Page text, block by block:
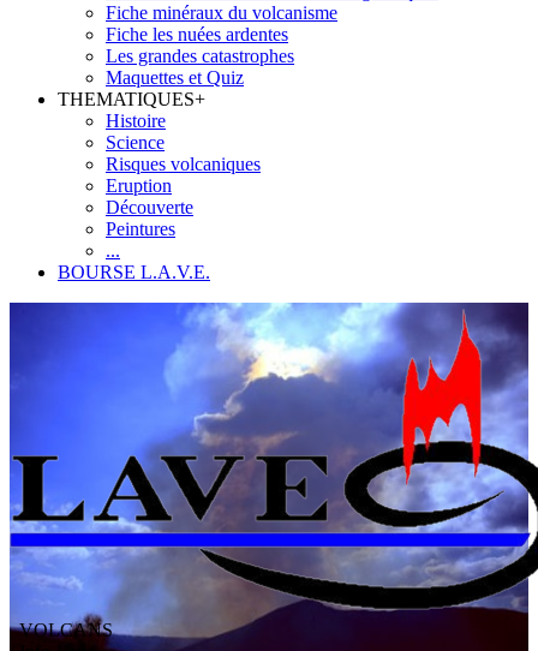
Fiche minéraux du volcanisme
Fiche les nuées ardentes
Les grandes catastrophes
Maquettes et Quiz
THEMATIQUES+
Histoire
Science
Risques volcaniques
Eruption
Découverte
Peintures
...
BOURSE L.A.V.E.
VOLCANS